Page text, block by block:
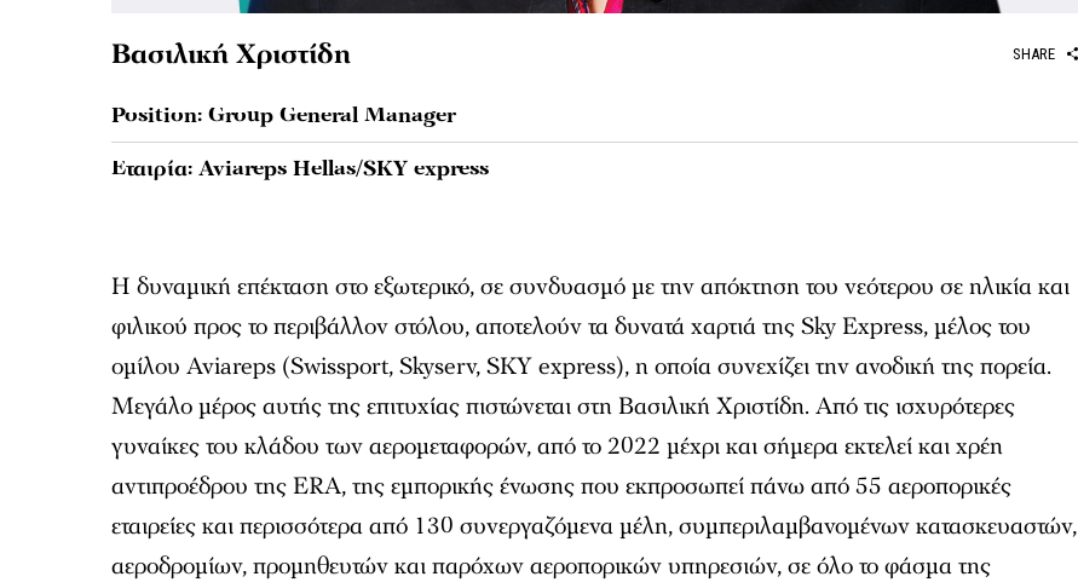
Βασιλική Χριστίδη SHARE
Position: Group General Manager
Εταιρία: Aviareps Hellas/SKY express
Η δυναμική επέκταση στο εξωτερικό, σε συνδυασμό με την απόκτηση του νεότερου σε ηλικία και
φιλικού προς το περιβάλλον στόλου, αποτελούν τα δυνατά χαρτιά της Sky Express, μέλος του
ομίλου Aviareps (Swissport, Skyserv, SKY express), η οποία συνεχίζει την ανοδική της πορεία.
Μεγάλο μέρος αυτής της επιτυχίας πιστώνεται στη Βασιλική Χριστίδη. Από τις ισχυρότερες
γυναίκες του κλάδου των αερομεταφορών, από το 2022 μέχρι και σήμερα εκτελεί και χρέη
αντιπροέδρου της ERA, της εμπορικής ένωσης που εκπροσωπεί πάνω από 55 αεροπορικές
εταιρείες και περισσότερα από 130 συνεργαζόμενα μέλη, συμπεριλαμβανομένων κατασκευαστών,
αεροδρομίων, προμηθευτών και παρόχων αεροπορικών υπηρεσιών, σε όλο το φάσμα της